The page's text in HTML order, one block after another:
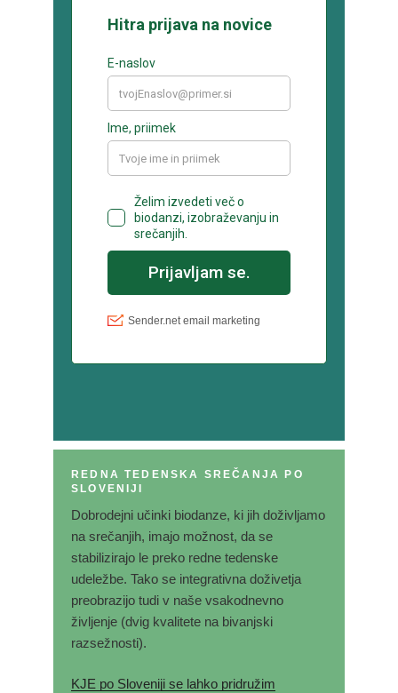
REDNA TEDENSKA SREČANJA PO
SLOVENIJI
Dobrodejni učinki biodanze, ki jih doživljamo
na srečanjih, imajo možnost, da se
stabilizirajo le preko redne tedenske
udeležbe. Tako se integrativna doživetja
preobrazijo tudi v naše vsakodnevno
življenje (dvig kvalitete na bivanjski
razsežnosti).
KJE po Sloveniji se lahko pridružim